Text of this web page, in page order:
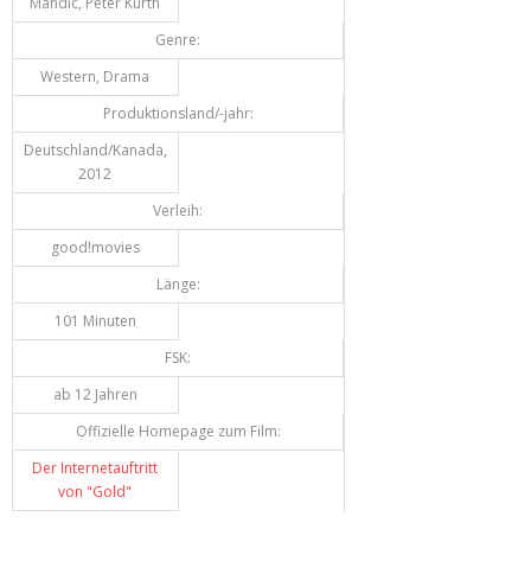
Genre:
Western, Drama
Produktionsland/-jahr:
Deutschland/Kanada,
2012
Verleih:
good!movies
Länge:
101 Minuten
FSK:
ab 12 Jahren
Offizielle Homepage zum Film:
Der Internetauftritt
von "Gold"